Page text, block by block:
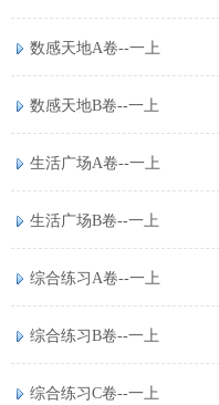
数感天地A卷--一上
数感天地B卷--一上
生活广场A卷--一上
生活广场B卷--一上
综合练习A卷--一上
综合练习B卷--一上
综合练习C卷--一上